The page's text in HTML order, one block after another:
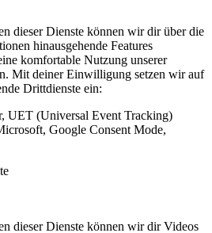
dieser Dienste können wir dir über die
hinausgehende Features
komfortable Nutzung unserer
Mit deiner Einwilligung setzen wir auf
Drittdienste ein:
UET (Universal Event Tracking)
Google Consent Mode,
dieser Dienste können wir dir Videos